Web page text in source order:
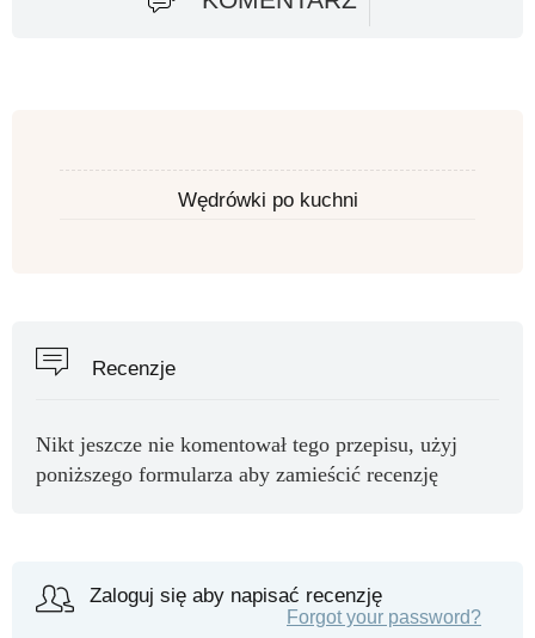
Wędrówki po kuchni
Recenzje
Nikt jeszcze nie komentował tego przepisu, użyj
poniższego formularza aby zamieścić recenzję
Zaloguj się aby napisać recenzję
Forgot your password?